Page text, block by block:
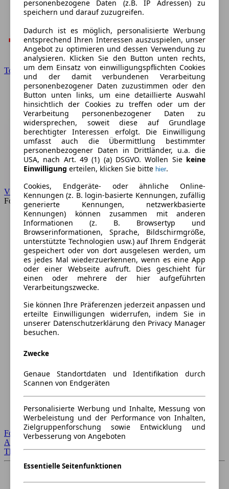
Toyota
VW
Forum
Forum Startseite
Alle Auto-Foren
Themen-Forum
personenbezogene Daten (z.B. IP Adressen) zu
speichern und darauf zuzugreifen.
Dadurch ist es möglich, personalisierte Werbung
entsprechend Ihren Interessen auszuspielen, unser
Angebot zu optimieren und dessen Verwendung zu
analysieren. Klicken Sie den Button unten rechts,
um dem Einsatz von einwilligungspflichten Cookies
und der damit verbundenen Verarbeitung
personenbezogener Daten zuzustimmen oder den
Button unten links, um eine detaillierte Auswahl
hinsichtlich der Cookies zu treffen oder um der
Verarbeitung personenbezogener Daten zu
widersprechen, soweit diese auf Grundlage
berechtigter Interessen erfolgt. Die Einwilligung
umfasst auch die Übermittlung bestimmter
personenbezogener Daten in Drittländer, u.a. die
USA, nach Art. 49 (1) (a) DSGVO. Wollen Sie keine
Einwilligung erteilen, klicken Sie bitte hier.
Cookies, Endgeräte- oder ähnliche Online-
Kennungen (z. B. login-basierte Kennungen, zufällig
generierte Kennungen, netzwerkbasierte
Kennungen) können zusammen mit anderen
Informationen (z. B. Browsertyp und
Browserinformationen, Sprache, Bildschirmgröße,
unterstützte Technologien usw.) auf Ihrem Endgerät
gespeichert oder von dort ausgelesen werden, um
es jedes Mal wiederzuerkennen, wenn es eine App
oder einer Webseite aufruft. Dies geschieht für
einen oder mehrere der hier aufgeführten
Verarbeitungszwecke.
Sie können Ihre Präferenzen jederzeit anpassen und
erteilte Einwilligungen widerrufen, indem Sie in
unserer Datenschutzerklärung den Privacy Manager
besuchen.
Zwecke
Genaue Standortdaten und Identifikation durch
Scannen von Endgeräten
Personalisierte Werbung und Inhalte, Messung von
Werbeleistung und der Performance von Inhalten,
Zielgruppenforschung sowie Entwicklung und
Verbesserung von Angeboten
Essentielle Seitenfunktionen